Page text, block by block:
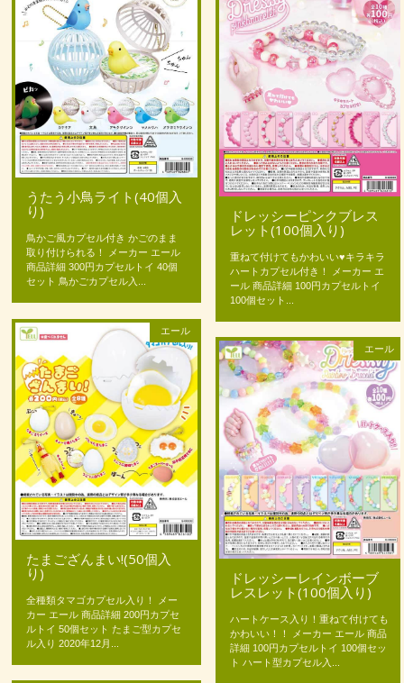
うたう小鳥ライト(40個入
り)
鳥かご風カプセル付き かごのまま
取り付けられる！ メーカー エール
商品詳細 300円カプセルトイ 40個
セット 鳥かごカプセル入...
ドレッシーピンクブレス
レット(100個入り)
重ねて付けてもかわいい♥キラキラ
ハートカプセル付き！ メーカー エ
ール 商品詳細 100円カプセルトイ
100個セット...
エール
たまござんまい!(50個入
り)
全種類タマゴカプセル入り！ メー
カー エール 商品詳細 200円カプセ
ルトイ 50個セット たまご型カプセ
ル入り 2020年12月...
エール
ドレッシーレインボーブ
レスレット(100個入り)
ハートケース入り！重ねて付けても
かわいい！！ メーカー エール 商品
詳細 100円カプセルトイ 100個セッ
ト ハート型カプセル入...